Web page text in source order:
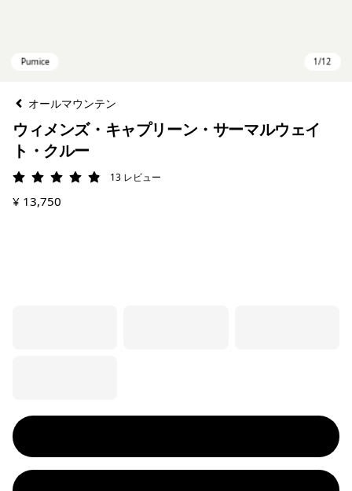
オールマウンテン
ウィメンズ・キャプリーン・サーマルウェイ
ト・クルー
評価: 4.8 / 5
13 レビュー
¥ 13,750